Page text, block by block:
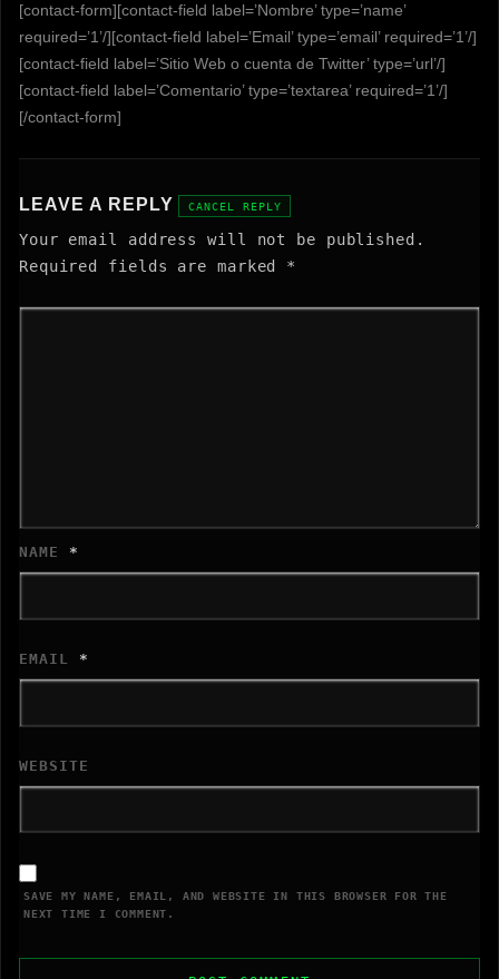
[contact-form][contact-field label=’Nombre’ type=’name’
required=’1’/][contact-field label=’Email’ type=’email’ required=’1’/]
[contact-field label=’Sitio Web o cuenta de Twitter’ type=’url’/]
[contact-field label=’Comentario’ type=’textarea’ required=’1’/]
[/contact-form]
LEAVE A REPLY CANCEL REPLY
Your email address will not be published.
Required fields are marked *
NAME *
EMAIL *
WEBSITE
SAVE MY NAME, EMAIL, AND WEBSITE IN THIS BROWSER FOR THE
NEXT TIME I COMMENT.